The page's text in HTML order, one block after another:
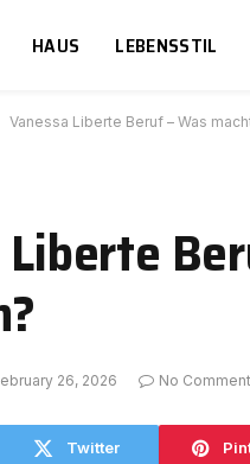
HAUS LEBENSSTIL
Vanessa Liberte Beruf – Was
26, 2026 No
Twitter